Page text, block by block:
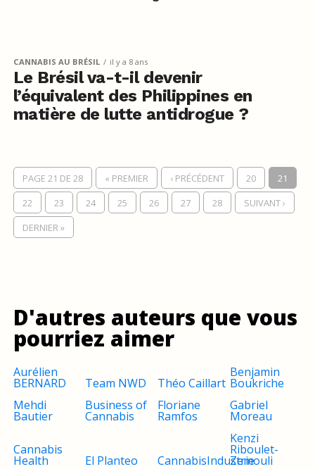
CANNABIS AU BRÉSIL il y a 8 ans
Le Brésil va-t-il devenir
l’équivalent des Philippines en
matière de lutte antidrogue ?
PAGE 21 DE 28 « PREMIER ‹ PRÉCÉDENT 20
21
22
23 24 25 26 27 28
SUIVANT ›
DERNIER »
D'autres auteurs que vous
pourriez aimer
Aurélien
BERNARD Team NWD Théo Caillart
Benjamin
Boukriche
Mehdi
Bautier
Business of
Cannabis
Floriane
Ramfos
Gabriel
Moreau
Cannabis
Health El Planteo CannabisIndustrie
Kenzi
Riboulet-
Zemouli